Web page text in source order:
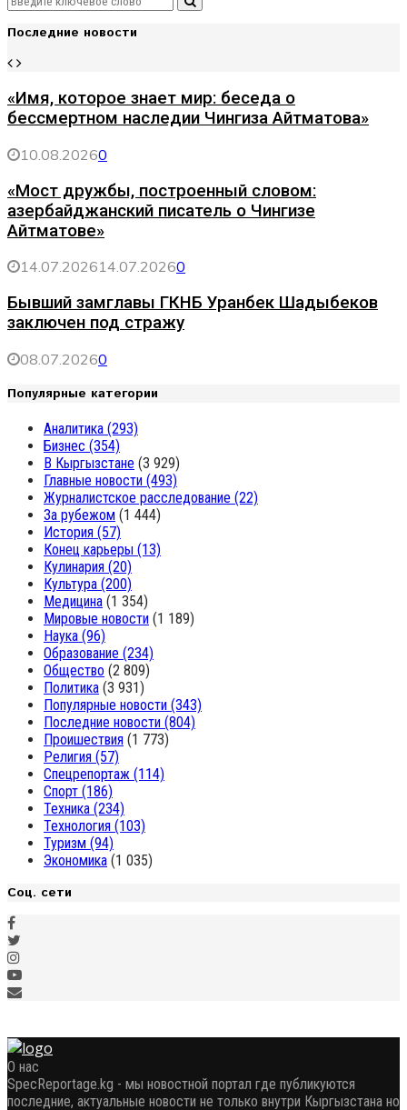
по
записям
for:
Search
Последние новости
«Имя, которое знает мир: беседа о
бессмертном наследии Чингиза Айтматова»
10.08.20260
«Мост дружбы, построенный словом:
азербайджанский писатель о Чингизе
Айтматове»
14.07.202614.07.20260
Бывший замглавы ГКНБ Уранбек Шадыбеков
заключен под стражу
08.07.20260
Популярные категории
Аналитика (293)
Бизнес (354)
В Кыргызстане (3 929)
Главные новости (493)
Журналистское расследование (22)
За рубежом (1 444)
История (57)
Конец карьеры (13)
Кулинария (20)
Культура (200)
Медицина (1 354)
Мировые новости (1 189)
Наука (96)
Образование (234)
Общество (2 809)
Политика (3 931)
Популярные новости (343)
Последние новости (804)
Проишествия (1 773)
Религия (57)
Спецрепортаж (114)
Спорт (186)
Техника (234)
Технология (103)
Туризм (94)
Экономика (1 035)
Соц. сети
О нас
SpecReportage.kg - мы новостной портал где публикуются
последние, актуальные новости не только внутри Кыргызстана но